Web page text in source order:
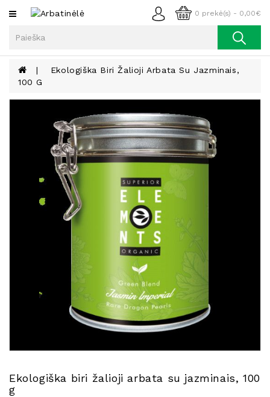
0 prekė(s) - 0,00€
Kategorijos
Kava
Lieknėjimui,
Becukriai
Žvakės
Kosmetika
Ekologiška Biri Žalioji Arbata Su Jazminais,
100 G
Ekologiška biri žalioji arbata su jazminais, 100
g